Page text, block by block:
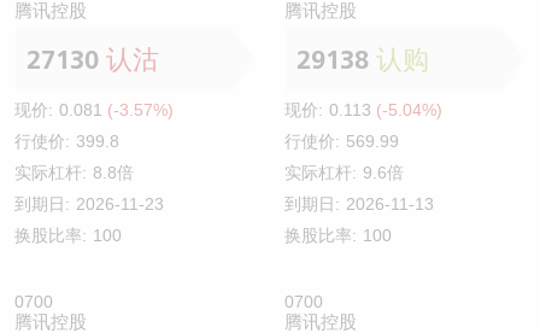
腾讯控股
27130 认沽
现价: 0.081 (-3.57%)
行使价: 399.8
实际杠杆: 8.8倍
到期日: 2026-11-23
换股比率: 100
腾讯控股
29138 认购
现价: 0.113 (-5.04%)
行使价: 569.99
实际杠杆: 9.6倍
到期日: 2026-11-13
换股比率: 100
0700
腾讯控股
0700
腾讯控股